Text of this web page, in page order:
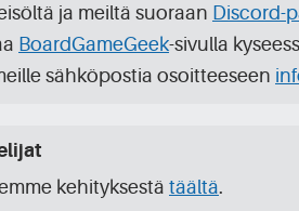
ja meiltä suoraan Discord-
BoardGameGeek-sivulla
sähköpostia osoitteeseen
kehityksestä täältä.